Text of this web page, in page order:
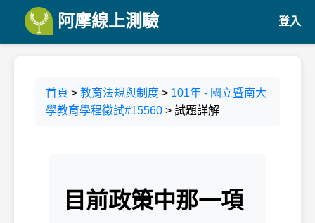
阿摩線上測驗 登入
首頁 > 教育法規與制度 > 101年 - 國立暨南大
學教育學程徵試#15560 > 試題詳解
目前政策中那一項